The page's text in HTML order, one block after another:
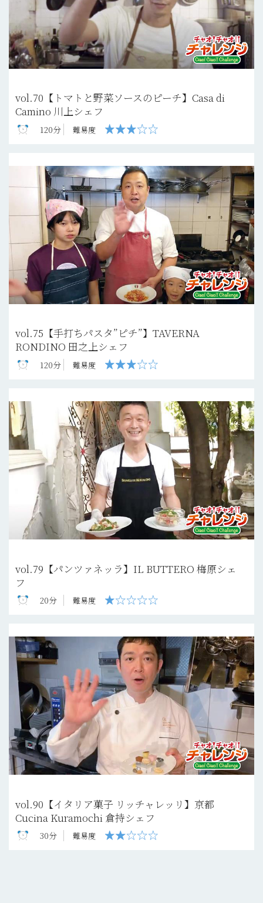
vol.70【トマトと野菜ソースのピーチ】Casa di
Camino 川上シェフ
120分 難易度
vol.75【手打ちパスタ”ピチ”】TAVERNA
RONDINO 田之上シェフ
120分 難易度
vol.79【パンツァネッラ】IL BUTTERO 梅原シェ
フ
20分 難易度
vol.90【イタリア菓子 リッチャレッリ】京都
Cucina Kuramochi 倉持シェフ
30分 難易度